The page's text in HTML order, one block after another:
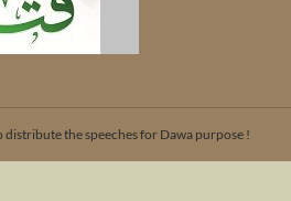
the speeches for Dawa purpose !